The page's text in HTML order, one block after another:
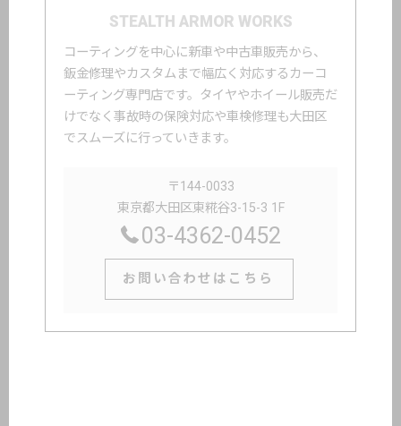
STEALTH ARMOR WORKS
コーティングを中心に新車や中古車販売から、
鈑金修理やカスタムまで幅広く対応するカーコ
ーティング専門店です。タイヤやホイール販売だ
けでなく事故時の保険対応や車検修理も大田区
でスムーズに行っていきます。
〒144-0033
東京都大田区東糀谷3-15-3 1F
03-4362-0452
お問い合わせはこちら